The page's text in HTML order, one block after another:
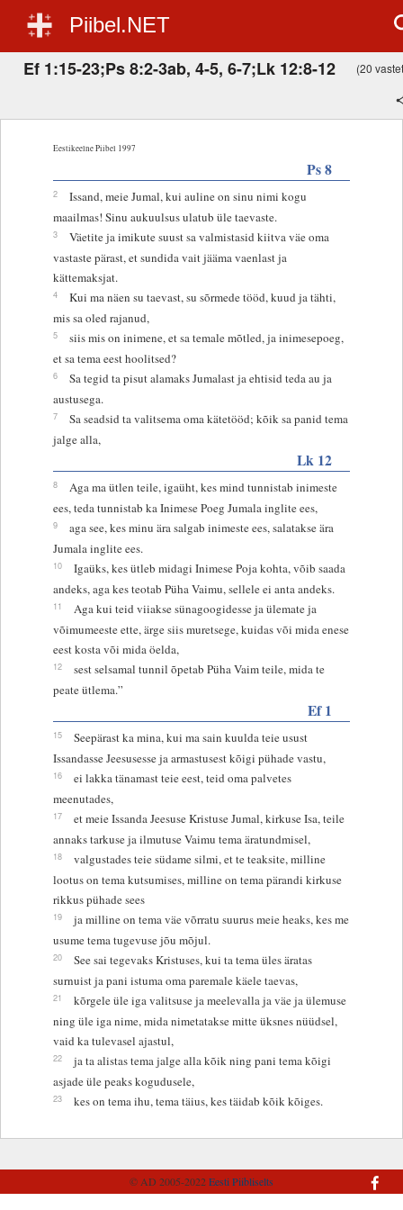
Piibel.NET
Ef 1:15-23;Ps 8:2-3ab, 4-5, 6-7;Lk 12:8-12 (20
Eestikeelne Piibel 1997
Ps 8
2
Issand, meie Jumal, kui auline on sinu nimi kogu
maailmas! Sinu aukuulsus ulatub üle taevaste.
3
Väetite ja imikute suust sa valmistasid kiitva väe oma
vastaste pärast, et sundida vait jääma vaenlast ja
kättemaksjat.
4
Kui ma näen su taevast, su sõrmede tööd, kuud ja tähti,
mis sa oled rajanud,
5
siis mis on inimene, et sa temale mõtled, ja inimesepoeg,
et sa tema eest hoolitsed?
6
Sa tegid ta pisut alamaks Jumalast ja ehtisid teda au ja
austusega.
7
Sa seadsid ta valitsema oma kätetööd; kõik sa panid tema
jalge alla,
Lk 12
8
Aga ma ütlen teile, igaüht, kes mind tunnistab inimeste
ees, teda tunnistab ka Inimese Poeg Jumala inglite ees,
9
aga see, kes minu ära salgab inimeste ees, salatakse ära
Jumala inglite ees.
10
Igaüks, kes ütleb midagi Inimese Poja kohta, võib saada
andeks, aga kes teotab Püha Vaimu, sellele ei anta andeks.
11
Aga kui teid viiakse sünagoogidesse ja ülemate ja
võimumeeste ette, ärge siis muretsege, kuidas või mida enese
eest kosta või mida öelda,
12
sest selsamal tunnil õpetab Püha Vaim teile, mida te
peate ütlema.”
Ef 1
15
Seepärast ka mina, kui ma sain kuulda teie usust
Issandasse Jeesusesse ja armastusest kõigi pühade vastu,
16
ei lakka tänamast teie eest, teid oma palvetes
meenutades,
17
et meie Issanda Jeesuse Kristuse Jumal, kirkuse Isa, teile
annaks tarkuse ja ilmutuse Vaimu tema äratundmisel,
18
valgustades teie südame silmi, et te teaksite, milline
lootus on tema kutsumises, milline on tema pärandi kirkuse
rikkus pühade sees
19
ja milline on tema väe võrratu suurus meie heaks, kes me
usume tema tugevuse jõu mõjul.
20
See sai tegevaks Kristuses, kui ta tema üles äratas
surnuist ja pani istuma oma paremale käele taevas,
21
kõrgele üle iga valitsuse ja meelevalla ja väe ja ülemuse
ning üle iga nime, mida nimetatakse mitte üksnes nüüdsel,
vaid ka tulevasel ajastul,
22
ja ta alistas tema jalge alla kõik ning pani tema kõigi
asjade üle peaks kogudusele,
23 kes on tema ihu, tema täius, kes täidab kõik kõiges.
© AD 2005-2022Eesti Piibliselts